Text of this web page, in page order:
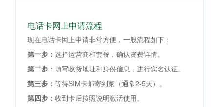
电话卡网上申请流程
现在电话卡网上申请非常方便，一般流程如下：
第一步： 选择运营商和套餐，确认资费详情。
第二步： 填写收货地址和身份信息，进行实名认证。
第三步： 等待SIM卡邮寄到家（通常2-5天）。
第四步： 收到卡后按照说明激活使用。